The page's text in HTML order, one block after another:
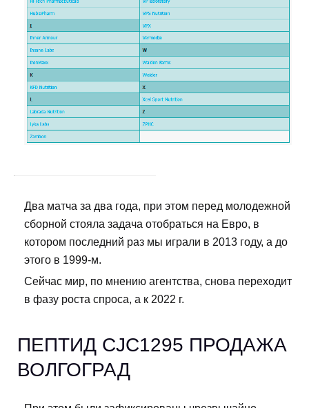
Два матча за два года, при этом перед молодежной
сборной стояла задача отобраться на Евро, в
котором последний раз мы играли в 2013 году, а до
этого в 1999-м.
Сейчас мир, по мнению агентства, снова переходит
в фазу роста спроса, а к 2022 г.
ПЕПТИД CJC1295 ПРОДАЖА
ВОЛГОГРАД